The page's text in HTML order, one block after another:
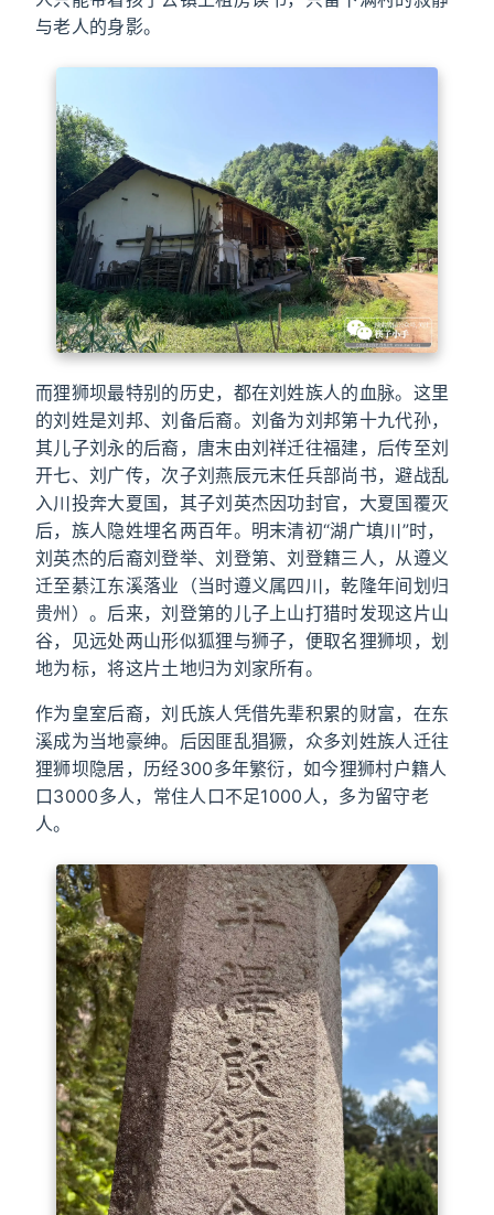
与老人的身影。
而狸狮坝最特别的历史，都在刘姓族人的血脉。这里
的刘姓是刘邦、刘备后裔。刘备为刘邦第十九代孙，
其儿子刘永的后裔，唐末由刘祥迁往福建，后传至刘
开七、刘广传，次子刘燕辰元末任兵部尚书，避战乱
入川投奔大夏国，其子刘英杰因功封官，大夏国覆灭
后，族人隐姓埋名两百年。明末清初“湖广填川”时，
刘英杰的后裔刘登举、刘登第、刘登籍三人，从遵义
迁至綦江东溪落业（当时遵义属四川，乾隆年间划归
贵州）。后来，刘登第的儿子上山打猎时发现这片山
谷，见远处两山形似狐狸与狮子，便取名狸狮坝，划
地为标，将这片土地归为刘家所有。
作为皇室后裔，刘氏族人凭借先辈积累的财富，在东
溪成为当地豪绅。后因匪乱猖獗，众多刘姓族人迁往
狸狮坝隐居，历经300多年繁衍，如今狸狮村户籍人
口3000多人，常住人口不足1000人，多为留守老
人。